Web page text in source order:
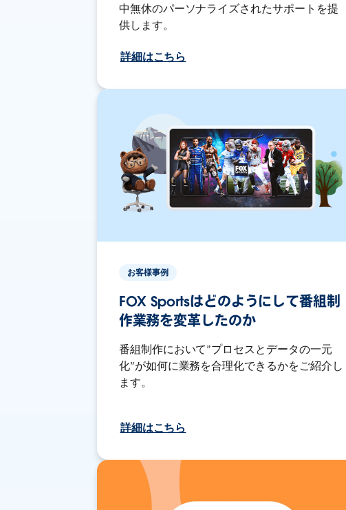
中無休のパーソナライズされたサポートを提
供します。
詳細はこちら
お客様事例
FOX Sportsはどのようにして番組制
作業務を変革したのか
番組制作において”プロセスとデータの一元
化”が如何に業務を合理化できるかをご紹介し
ます。
詳細はこちら